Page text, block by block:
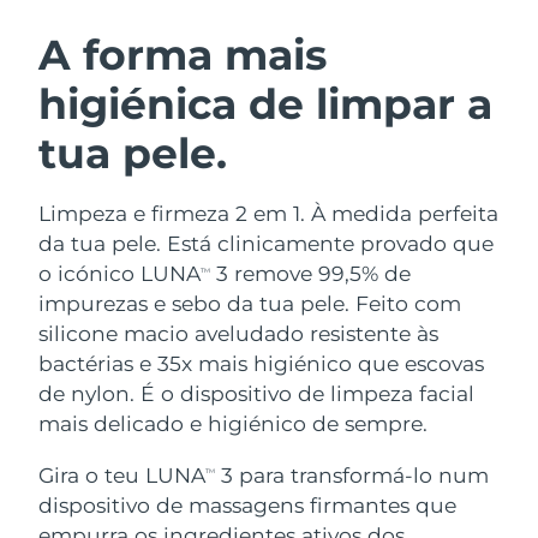
A forma mais
higiénica de limpar a
tua pele.
Limpeza e firmeza 2 em 1. À medida perfeita
da tua pele. Está clinicamente provado que
o icónico LUNATM
3 remove 99,5% de
impurezas e sebo da tua pele. Feito com
silicone macio aveludado resistente às
bactérias e 35x mais higiénico que escovas
de nylon. É o dispositivo de limpeza facial
mais delicado e higiénico de sempre.
Gira o teu LUNATM
3 para transformá-lo num
dispositivo de massagens firmantes que
Limpeza facial
Anti-aging massage
LUNA™ 4 Plus
Massage, LED heating
LUNA™ 4 Men
Microcurrent toning
BEAR™ 2 go
Microcurrent toning on-the-go
BEAR™ 2 eyes & lips
Hidratação
UFO™ 3 kit
Deep facial hydration
UFO™ 3 LED
Near-infrared and red light therapy
device
Cuidado oral
issa™ 4
Hybrid silicone sonic toothbrush
Smart hybrid silicone sonic toothbrush
TRATAMENTO ANTIENVELHECIMENTO
FAQ™
Antienvelhecimento Tratamentos LED
Áustria Entrega prevista
Barein Entrega prevista09.08.26
Bélgica
Bermudas Entrega prevista14.08.26
Bósnia e
Herzegovina
Entrega prevista
Brunei Entrega prevista13.08.26
Bulgária Entrega prevista08.08.26
Chile Entrega prevista12.08.26